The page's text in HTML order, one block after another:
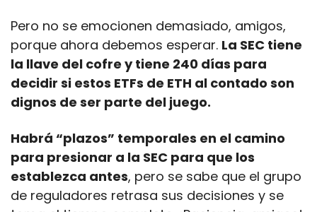
Pero no se emocionen demasiado, amigos,
porque ahora debemos esperar. La SEC tiene
la llave del cofre y tiene 240 días para
decidir si estos ETFs de ETH al contado son
dignos de ser parte del juego.
Habrá “plazos” temporales en el camino
para presionar a la SEC para que los
establezca antes, pero se sabe que el grupo
de reguladores retrasa sus decisiones y se